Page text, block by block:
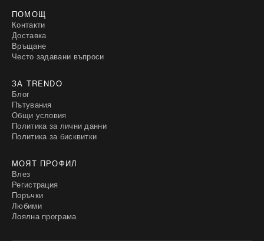
ПОМОЩ
Контакти
Доставка
Връщане
Често задавани въпроси
ЗА TRENDO
Блог
Пътувания
Общи условия
Политика за лични данни
Политика за бисквитки
МОЯТ ПРОФИЛ
Влез
Регистрация
Поръчки
Любими
Лоялна програма